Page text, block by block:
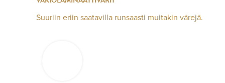
Suuriin eriin saatavilla runsaasti muitakin värejä.